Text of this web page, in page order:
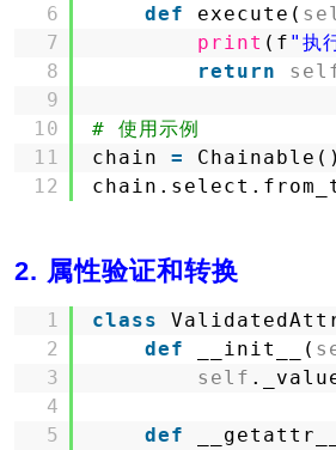
6
7
8
9
10
11
12
def execute(
print (f "执
return
# 使用示例
chain =
Chainable()
2. 属性验证和转换
1
2
3
4
5
class
def
__init__(
self
def